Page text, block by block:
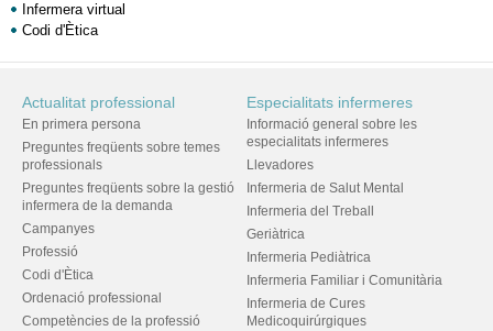
Infermera virtual
Codi d'Ètica
Actualitat professional
En primera persona
Preguntes freqüents sobre temes
professionals
Preguntes freqüents sobre la gestió
infermera de la demanda
Campanyes
Professió
Codi d'Ètica
Ordenació professional
Competències de la professió
Especialitats infermeres
Informació general sobre les
especialitats infermeres
Llevadores
Infermeria de Salut Mental
Infermeria del Treball
Geriàtrica
Infermeria Pediàtrica
Infermeria Familiar i Comunitària
Infermeria de Cures
Medicoquirúrgiques